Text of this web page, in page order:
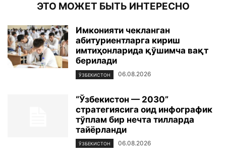
ЭТО МОЖЕТ БЫТЬ ИНТЕРЕСНО
Имконияти чекланган
абитуриентларга кириш
имтиҳонларида қўшимча вақт
берилади
ЎЗБЕКИСТОН 06.08.2026
“Ўзбекистон — 2030”
стратегиясига оид инфографик
тўплам бир нечта тилларда
тайёрланди
ЎЗБЕКИСТОН 06.08.2026